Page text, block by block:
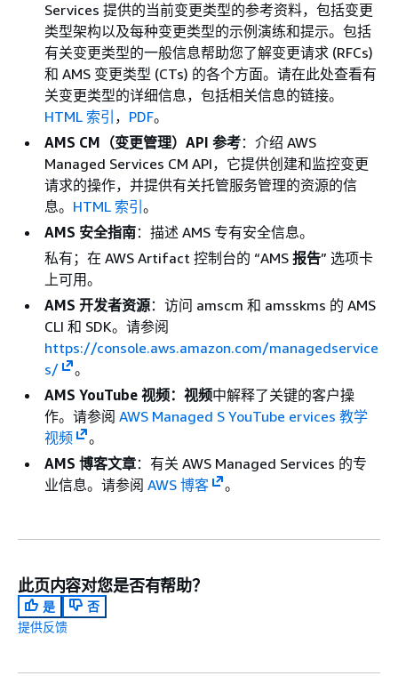
Services 提供的当前变更类型的参考资料，包括变更
类型架构以及每种变更类型的示例演练和提示。包括
有关变更类型的一般信息帮助您了解变更请求 (RFCs)
和 AMS 变更类型 (CTs) 的各个方面。请在此处查看有
关变更类型的详细信息，包括相关信息的链接。
HTML 索引 ， PDF。
AMS CM（变更管理）API 参考：介绍 AWS
Managed Services CM API，它提供创建和监控变更
请求的操作，并提供有关托管服务管理的资源的信
息。 HTML 索引 。
AMS 安全指南：描述 AMS 专有安全信息。
私有；在 AWS Artifact 控制台的 “AMS 报告” 选项卡
上可用。
AMS 开发者资源：访问 amscm 和 amsskms 的 AMS
CLI 和 SDK。请参阅
https://console.aws.amazon.com/managedservice
s/
。
AMS YouTube 视频：视频中解释了关键的客户操
作。请参阅 AWS Managed S YouTube ervices 教学
视频
。
AMS 博客文章：有关 AWS Managed Services 的专
业信息。请参阅 AWS 博客 。
此页内容对您是否有帮助？
是
否
提供反馈